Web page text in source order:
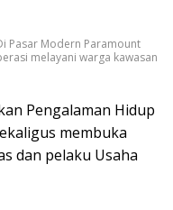
Pasar Modern Paramount
melayani warga kawasan
Pengalaman Hidup
membuka
dan pelaku Usaha